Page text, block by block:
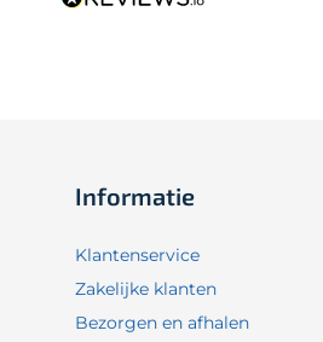
Informatie
Klantenservice
Zakelijke klanten
Bezorgen en afhalen